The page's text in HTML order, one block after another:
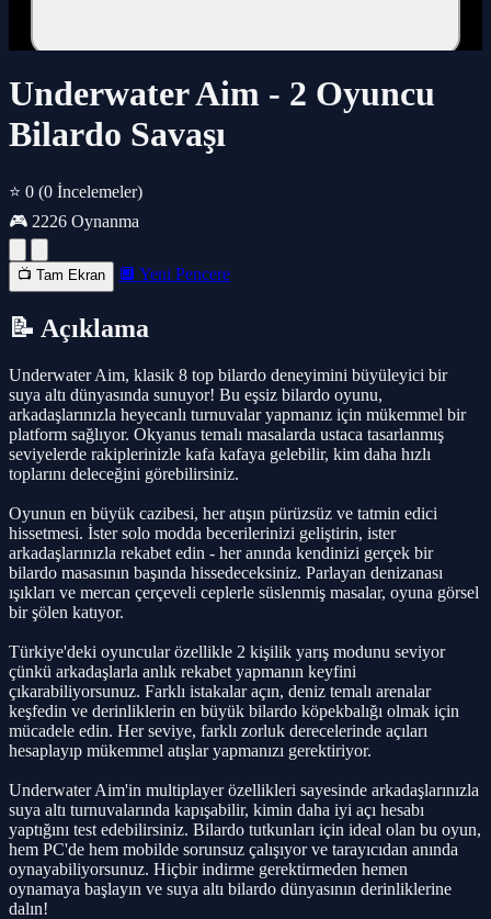
Underwater Aim - 2 Oyuncu
Bilardo Savaşı
⭐ 0 (0 İncelemeler)
🎮 2226 Oynanma
📺 Tam Ekran 🔲 Yeni Pencere
📝 Açıklama
Underwater Aim, klasik 8 top bilardo deneyimini büyüleyici bir
suya altı dünyasında sunuyor! Bu eşsiz bilardo oyunu,
arkadaşlarınızla heyecanlı turnuvalar yapmanız için mükemmel bir
platform sağlıyor. Okyanus temalı masalarda ustaca tasarlanmış
seviyelerde rakiplerinizle kafa kafaya gelebilir, kim daha hızlı
toplarını deleceğini görebilirsiniz.
Oyunun en büyük cazibesi, her atışın pürüzsüz ve tatmin edici
hissetmesi. İster solo modda becerilerinizi geliştirin, ister
arkadaşlarınızla rekabet edin - her anında kendinizi gerçek bir
bilardo masasının başında hissedeceksiniz. Parlayan denizanası
ışıkları ve mercan çerçeveli ceplerle süslenmiş masalar, oyuna görsel
bir şölen katıyor.
Türkiye'deki oyuncular özellikle 2 kişilik yarış modunu seviyor
çünkü arkadaşlarla anlık rekabet yapmanın keyfini
çıkarabiliyorsunuz. Farklı istakalar açın, deniz temalı arenalar
keşfedin ve derinliklerin en büyük bilardo köpekbalığı olmak için
mücadele edin. Her seviye, farklı zorluk derecelerinde açıları
hesaplayıp mükemmel atışlar yapmanızı gerektiriyor.
Underwater Aim'in multiplayer özellikleri sayesinde arkadaşlarınızla
suya altı turnuvalarında kapışabilir, kimin daha iyi açı hesabı
yaptığını test edebilirsiniz. Bilardo tutkunları için ideal olan bu oyun,
hem PC'de hem mobilde sorunsuz çalışıyor ve tarayıcıdan anında
oynayabiliyorsunuz. Hiçbir indirme gerektirmeden hemen
oynamaya başlayın ve suya altı bilardo dünyasının derinliklerine
dalın!